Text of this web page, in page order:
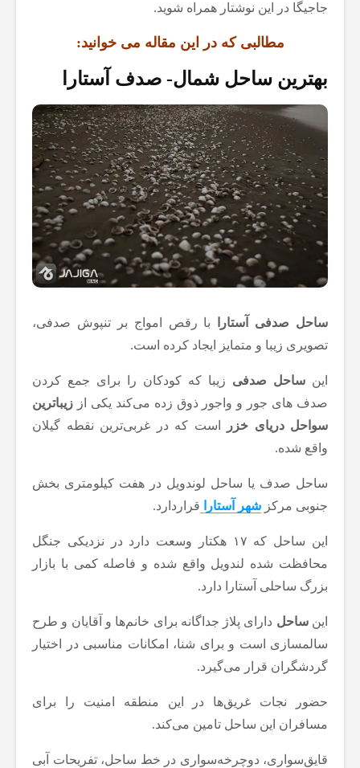
جاجیگا در این نوشتار همراه شوید.
مطالبی که در این مقاله می خوانید:
بهترین ساحل شمال- صدف آستارا
ساحل صدفی آستارا
با رقص امواج بر تنپوش صدفی،
تصویری زیبا و متمایز ایجاد کرده است.
این ساحل صدفی زیبا که کودکان را برای جمع کردن
صدف های جور و واجور ذوق زده می‌کند یکی از زیباترین
سواحل دریای خزر
است که در غربی‌ترین نقطه گیلان
واقع شده.
ساحل صدف یا ساحل لوندویل در هفت کیلومتری بخش
جنوبی مرکز شهر آستارا قراردارد.
این ساحل که ۱۷ هکتار وسعت دارد در نزدیکی جنگل
محافظت شده لندویل واقع شده و فاصله کمی با بازار
بزرگ ساحلی آستارا دارد.
اینساحل دارای پلاژ جداگانه برای خانم‌ها و آقایان و طرح
سالمسازی است و برای شنا، امکانات مناسبی در اختیار
گردشگران قرار می‌گیرد.
حضور نجات غریق‌ها در این منطقه امنیت را برای
مسافران این ساحل تامین می‌کند.
قایق‌سواری، دوچرخه‌سواری در خط ساحل، تفریحات آبی